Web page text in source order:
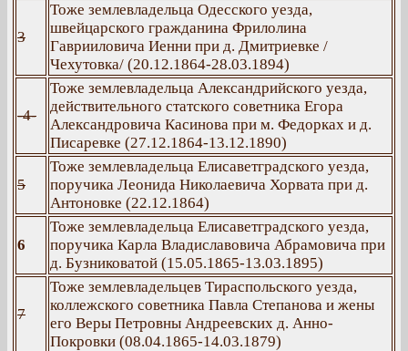
3
Тоже землевладельца Одесского уезда,
швейцарского гражданина Фрилолина
Гаврииловича Иенни при д. Дмитриевке /
Чехутовка/ (20.12.1864-28.03.1894)
-4-
Тоже землевладельца Александрийского уезда,
действительного статского советника Егора
Александровича Касинова при м. Федорках и д.
Писаревке (27.12.1864-13.12.1890)
5
Тоже землевладельца Елисаветградского уезда,
поручика Леонида Николаевича Хорвата при д.
Антоновке (22.12.1864)
6
Тоже землевладельца Елисаветградского уезда,
поручика Карла Владиславовича Абрамовича при
д. Бузниковатой (15.05.1865-13.03.1895)
7
Тоже землевладельцев Тираспольского уезда,
коллежского советника Павла Степанова и жены
его Веры Петровны Андреевских д. Анно-
Покровки (08.04.1865-14.03.1879)